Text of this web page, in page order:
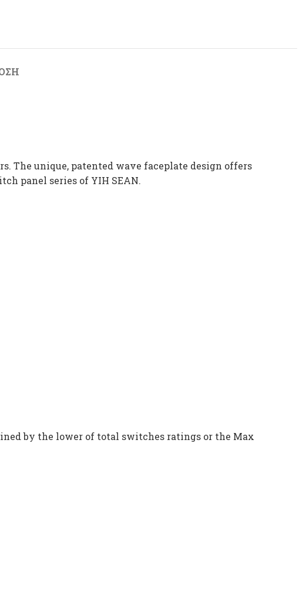
The unique, patented wave faceplate design offers
panel series of YIH SEAN.
by the lower of total switches ratings or the Max